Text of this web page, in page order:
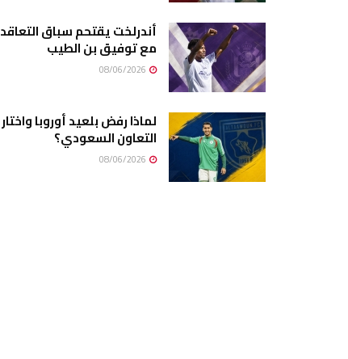
أندرلخت يقتحم سباق التعاقد
مع توفيق بن الطيب
لماذا رفض بلعيد أوروبا واختار
التعاون السعودي؟